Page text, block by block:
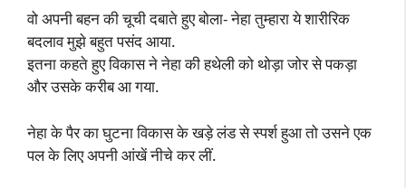
वो अपनी बहन की चूची दबाते हुए बोला- नेहा तुम्हारा ये शारीरिक
बदलाव मुझे बहुत पसंद आया.
इतना कहते हुए विकास ने नेहा की हथेली को थोड़ा जोर से पकड़ा
और उसके करीब आ गया.
नेहा के पैर का घुटना विकास के खड़े लंड से स्पर्श हुआ तो उसने एक
पल के लिए अपनी आंखें नीचे कर लीं.